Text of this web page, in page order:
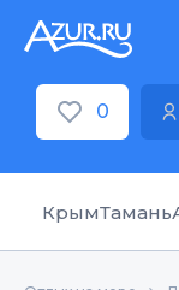
0
КрымТамань